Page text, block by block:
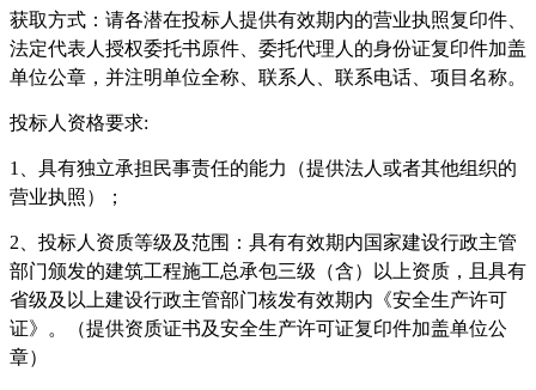
获取方式：请各潜在投标人 提供有效期内的营业执照复印件、
法定代表人授权委托书原件、委托代理人的身份证复印件加盖
单位公章，并注明单位全称、联系人、联系电话、项目名称。
投标人资格要求:
1、具有独立承担民事责任的能力（提供法人或者其他组织的
营业执照）；
2、投标人资质等级及范围：具有有效期内国家建设行政主管
部门颁发的建筑工程施工总承包三级（含）以上资质，且具有
省级及以上建设行政主管部门核发有效期内《安全生产许可
证》。（提供资质证书及安全生产许可证复印件加盖单位公
章）